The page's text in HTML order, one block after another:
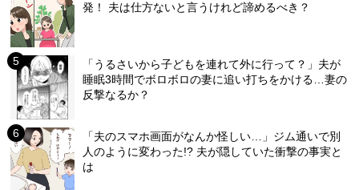
発！ 夫は仕方ないと言うけれど諦めるべき？
「うるさいから子どもを連れて外に行って？」夫が
睡眠3時間でボロボロの妻に追い打ちをかける…妻の
反撃なるか？
「夫のスマホ画面がなんか怪しい…」ジム通いで別
人のように変わった!? 夫が隠していた衝撃の事実と
は